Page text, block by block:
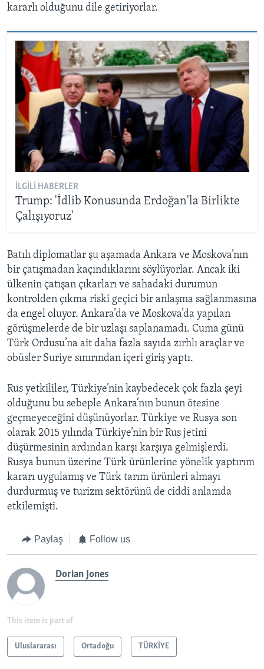
kararlı olduğunu dile getiriyorlar.
İLGILI HABERLER
Trump: 'İdlib Konusunda Erdoğan'la Birlikte
Çalışıyoruz'
Batılı diplomatlar şu aşamada Ankara ve Moskova’nın
bir çatışmadan kaçındıklarını söylüyorlar. Ancak iki
ülkenin çatışan çıkarları ve sahadaki durumun
kontrolden çıkma riski geçici bir anlaşma sağlanmasına
da engel oluyor. Ankara’da ve Moskova’da yapılan
görüşmelerde de bir uzlaşı saplanamadı. Cuma günü
Türk Ordusu’na ait daha fazla sayıda zırhlı araçlar ve
obüsler Suriye sınırından içeri giriş yaptı.
Rus yetkililer, Türkiye’nin kaybedecek çok fazla şeyi
olduğunu bu sebeple Ankara’nın bunun ötesine
geçmeyeceğini düşünüyorlar. Türkiye ve Rusya son
olarak 2015 yılında Türkiye’nin bir Rus jetini
düşürmesinin ardından karşı karşıya gelmişlerdi.
Rusya bunun üzerine Türk ürünlerine yönelik yaptırım
kararı uygulamış ve Türk tarım ürünleri almayı
durdurmuş ve turizm sektörünü de ciddi anlamda
etkilemişti.
Paylaş Follow us
Dorian Jones
This item is part of
Uluslararası Ortadoğu TÜRKİYE